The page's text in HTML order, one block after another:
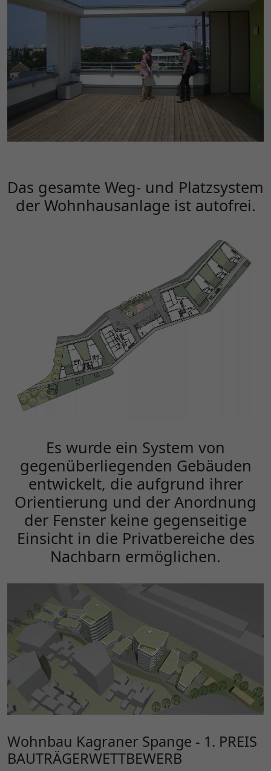
Das gesamte Weg- und Platzsystem
der Wohnhausanlage ist autofrei.
Es wurde ein System von
gegenüberliegenden Gebäuden
entwickelt, die aufgrund ihrer
Orientierung und der Anordnung
der Fenster keine gegenseitige
Einsicht in die Privatbereiche des
Nachbarn ermöglichen.
Wohnbau Kagraner Spange - 1. PREIS
BAUTRÄGERWETTBEWERB